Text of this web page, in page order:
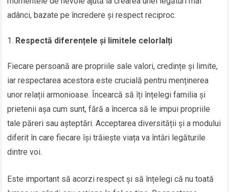
adânci, bazate pe încredere și respect reciproc.
Respectă diferențele și limitele celorlalți
Fiecare persoană are propriile sale valori, credințe și limite,
iar respectarea acestora este crucială pentru menținerea
unor relații armonioase. Încearcă să îți înțelegi familia și
prietenii așa cum sunt, fără a încerca să le impui propriile
tale păreri sau așteptări. Acceptarea diversității și a modului
diferit în care fiecare își trăiește viața va întări legăturile
dintre voi.
Este important să acorzi respect și să înțelegi că nu toată